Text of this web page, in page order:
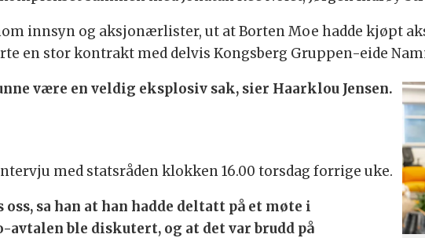
innsyn og aksjonærlister, ut at Borten Moe hadde kjøpt
en stor kontrakt med delvis Kongsberg Gruppen-eide
være en veldig eksplosiv sak, sier Haarklou Jensen.
med statsråden klokken 16.00 torsdag forrige uke.
sa han at han hadde deltatt på et møte i
ble diskutert, og at det var brudd på